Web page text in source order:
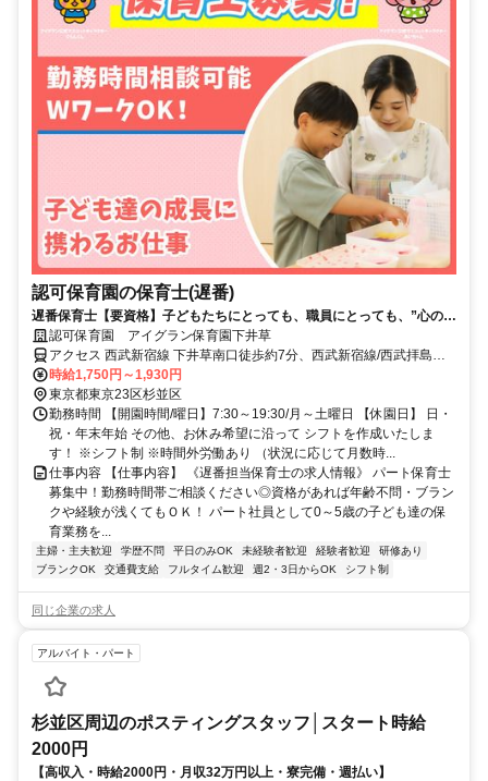
認可保育園の保育士(遅番)
遅番保育士【要資格】子どもたちにとっても、職員にとっても、”心の基
地”となる保育園を目指しています！
認可保育園 アイグラン保育園下井草
アクセス 西武新宿線 下井草南口徒歩約7分、西武新宿線/西武拝島線
井荻南口徒歩約16分、西武新宿線/西武拝島線 鷺ノ宮南口徒歩約17分
時給1,750円～1,930円
東京都東京23区杉並区
勤務時間 【開園時間/曜日】7:30～19:30/月～土曜日 【休園日】 日・
祝・年末年始 その他、お休み希望に沿って シフトを作成いたしま
す！ ※シフト制 ※時間外労働あり （状況に応じて月数時...
仕事内容 【仕事内容】 《遅番担当保育士の求人情報》 パート保育士
募集中！勤務時間帯ご相談ください◎資格があれば年齢不問・ブラン
クや経験が浅くてもＯＫ！ パート社員として0～5歳の子ども達の保
育業務を...
主婦・主夫歓迎 学歴不問 平日のみOK 未経験者歓迎 経験者歓迎
研修あり
ブランクOK
交通費支給 フルタイム歓迎 週2・3日からOK シフト制
同じ企業の求人
アルバイト・パート
杉並区周辺のポスティングスタッフ│スタート時給
2000円
【高収入・時給2000円・月収32万円以上・寮完備・週払い】